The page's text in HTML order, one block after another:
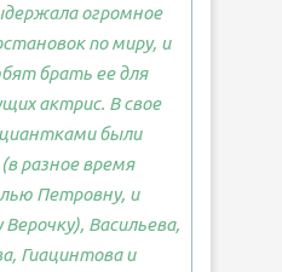
огромное
по миру, и
брать ее для
актрис. В свое
были
разное время
Петровну, и
Васильева,
Гиацинтова и